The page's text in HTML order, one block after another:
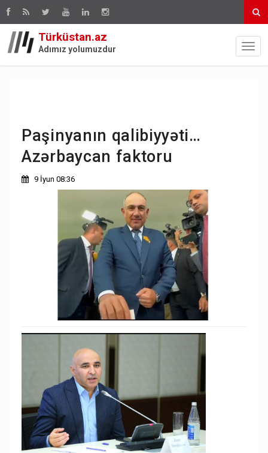
Türküstan.az
Adımız yolumuzdur
Paşinyanın qalibiyyəti…
Azərbaycan faktoru
9 İyun 08:36